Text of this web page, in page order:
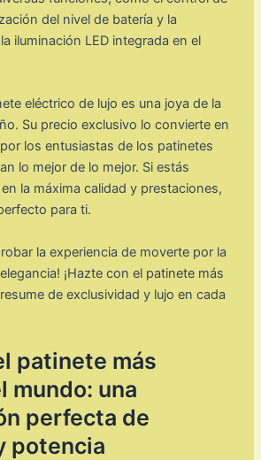
del nivel de batería y la
iluminación LED integrada en el
eléctrico de lujo es una joya de la
Su precio exclusivo lo convierte en
los entusiastas de los patinetes
lo mejor de lo mejor. Si estás
la máxima calidad y prestaciones,
para ti.
la experiencia de moverte por la
¡Hazte con el patinete más
de exclusividad y lujo en cada
patinete más
mundo: una
perfecta de
potencia